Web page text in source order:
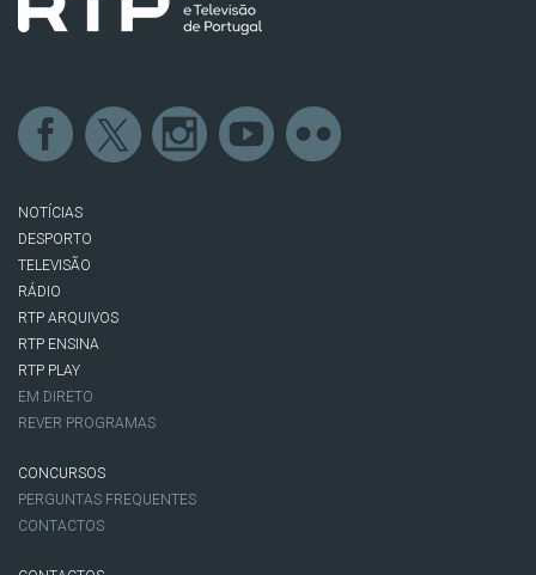
NOTÍCIAS
DESPORTO
TELEVISÃO
RÁDIO
RTP ARQUIVOS
RTP ENSINA
RTP PLAY
EM DIRETO
REVER PROGRAMAS
CONCURSOS
PERGUNTAS FREQUENTES
CONTACTOS